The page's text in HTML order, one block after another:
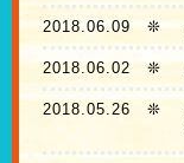
2018.06.09 ❊
2018.06.02 ❊
2018.05.26 ❊